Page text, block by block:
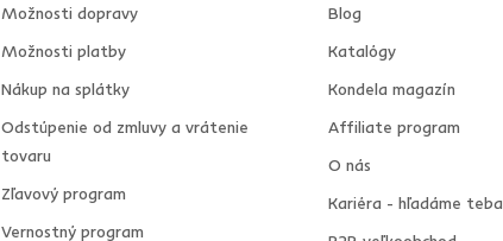
Možnosti dopravy
Možnosti platby
Nákup na splátky
Odstúpenie od zmluvy a vrátenie
tovaru
Zľavový program
Vernostný program
Blog
Katalógy
Kondela magazín
Affiliate program
O nás
Kariéra - hľadáme teba